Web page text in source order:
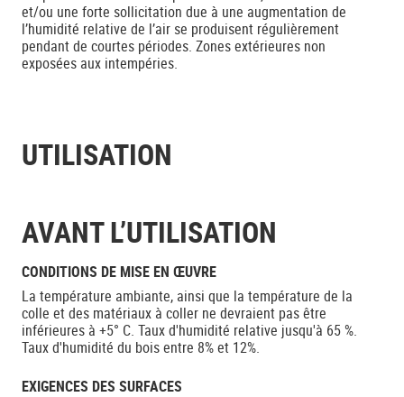
et/ou une forte sollicitation due à une augmentation de
l’humidité relative de l’air se produisent régulièrement
pendant de courtes périodes. Zones extérieures non
exposées aux intempéries.
UTILISATION
AVANT L’UTILISATION
CONDITIONS DE MISE EN ŒUVRE
La température ambiante, ainsi que la température de la
colle et des matériaux à coller ne devraient pas être
inférieures à +5° C. Taux d'humidité relative jusqu'à 65 %.
Taux d'humidité du bois entre 8% et 12%.
EXIGENCES DES SURFACES